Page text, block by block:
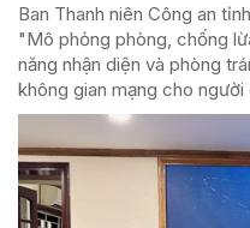
Ban Thanh niên Công an
"Mô phỏng phòng, chống
năng nhận diện và phòng
không gian mạng cho người